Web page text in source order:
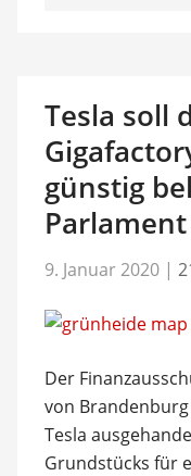
Tesla soll
günstig
9. Januar 2020 |
Der
von
Tesla
Grundstücks für